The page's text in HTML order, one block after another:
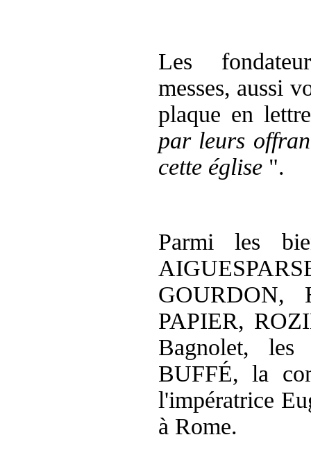
Les
messes, aussi
plaque en
par leurs
cette église ".
Parmi les
GOURDON,
PAPIER,
Bagnolet,
BUFFÉ, la
l'impératrice
à Rome.